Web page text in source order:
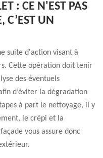
: CE N'EST PAS
C’EST UN
suite d'action visant à
Cette opération doit tenir
des éventuels
d’éviter la dégradation
à part le nettoyage, il y
le crépi et la
vous assure donc